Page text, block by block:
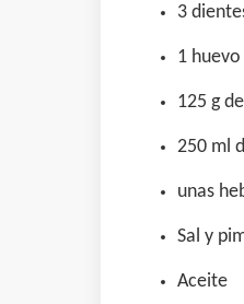
3
1 huevo
125 g
250 ml
unas
Sal y
Aceite